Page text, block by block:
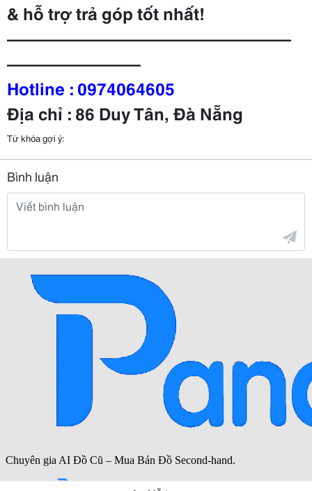
& hỗ trợ trả góp tốt nhất!
—————————————————
————————
Hotline : 0974064605
Địa chỉ : 86 Duy Tân, Đà Nẵng
Từ khóa gợi ý:
Bình luận